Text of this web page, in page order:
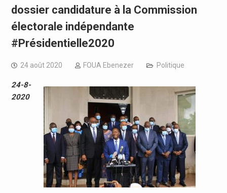
dossier candidature à la Commission
électorale indépendante
#Présidentielle2020
24 août 2020 FOUA Ebenezer Politique
24-8-
2020